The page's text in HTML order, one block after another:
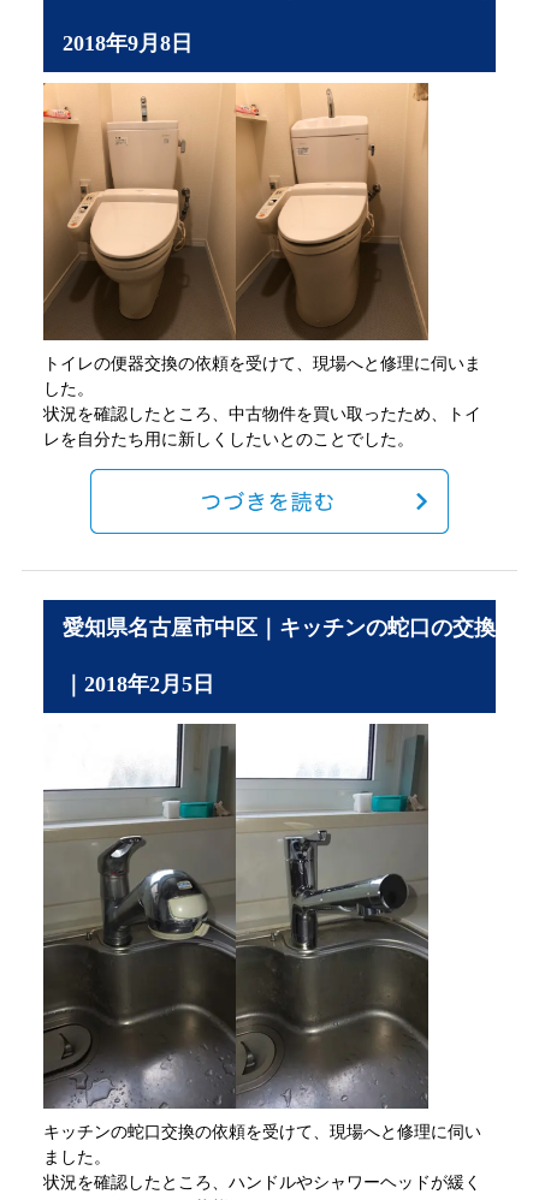
2018年9月8日
トイレの便器交換の依頼を受けて、現場へと修理に伺いま
した。
状況を確認したところ、中古物件を買い取ったため、トイ
レを自分たち用に新しくしたいとのことでした。
愛知県名古屋市中区｜キッチンの蛇口の交換
｜2018年2月5日
キッチンの蛇口交換の依頼を受けて、現場へと修理に伺い
ました。
状況を確認したところ、ハンドルやシャワーヘッドが緩く